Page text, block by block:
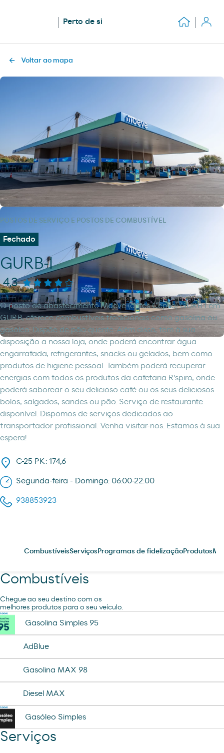
Perto de si
Voltar ao mapa
POSTOS DE SERVIÇO E POSTOS DE COMBUSTÍVEL
Fechado
GURB-I
4,3
O posto de abastecimento Moeve (antes Cepsa) GURB-I em
GURB, oferece combustíveis tradicionais como gasolina ou
gasóleo. Dispõe de pão quente. Além disso, tem à sua
disposição a nossa loja, onde poderá encontrar água
engarrafada, refrigerantes, snacks ou gelados, bem como
produtos de higiene pessoal. Também poderá recuperar
energias com todos os produtos da cafetaria R'spiro, onde
poderá saborear o seu delicioso café ou os seus deliciosos
bolos, salgados, sandes ou pão. Serviço de restaurante
disponível. Dispomos de serviços dedicados ao
transportador profissional. Venha visitar-nos. Estamos à sua
espera!
C-25 PK: 174,6
Segunda-feira - Domingo: 06:00-22:00
938853923
CombustíveisServiços Programas de fidelizaçãoProdutos
Combustíveis
Chegue ao seu destino com os
melhores produtos para o seu veículo.
Gasolina Simples 95
AdBlue
Gasolina MAX 98
Diesel MAX
Gasóleo Simples
Serviços